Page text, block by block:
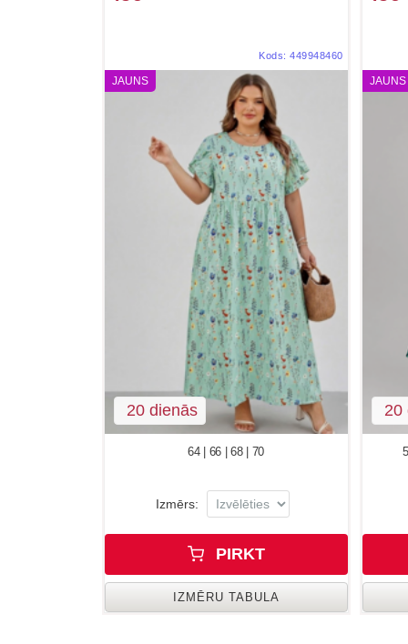
Kods: 449948460
JAUNS
20 dienās
64 | 66 | 68 | 70
Izmērs:
PIRKT
IZMĒRU TABULA
JAUNS
20